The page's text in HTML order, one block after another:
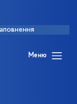
Меню